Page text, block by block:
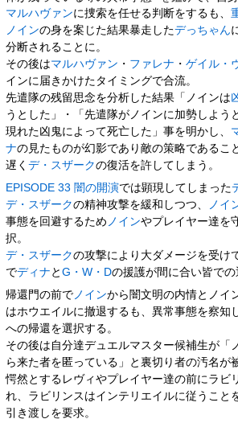
マルハヴァンに捜索を任せる判断をするも、
ノインの身を案じた結果暴走したデっちゃん
分断されることに。
その後はマルハヴァン ・ ファレナ ・ゲイル・
インに届きかけたタイミングで合流。
先遣隊の残留思念を分析した結果「ノインは
うとした」・「先遣隊がノインに加勢しよう
現れた凶鬼によって死亡した」事を明かし、
ナの見たものが幻影であり敵の策略であるこ
遅くデ・スザークの復活を許してしまう。
EPISODE 33 闇の開演では顕現してしまった
デ・スザークの精神攻撃を緩和しつつ、 ノイ
事態を回避するため ノインやプレイヤー達を
択。
デ・スザークの攻撃により大ダメージを受け
でディナ とG・W・Dの援護が間に合い皆での
帰還門の前で ノインから闇文明の内情とノイ
はホウエイルに撤退するも、異常事態を察知
への帰還を選択する。
その後は自分達デュエルマスター候補生が「
ら来た者を匿っている」と裏切り者の汚名が
愕然とするレヴィやプレイヤー達の前にラビ
れ、ラビリンスはインテリエイルに従うこと
引き渡しを要求。